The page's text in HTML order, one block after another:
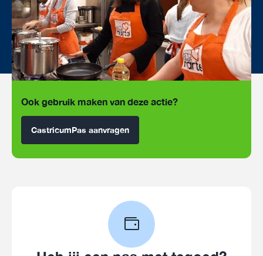
Ook gebruik maken van deze actie?
CastricumPas aanvragen